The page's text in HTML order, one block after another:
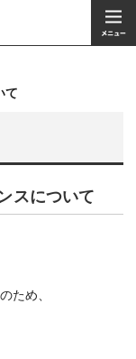
て
スについて
ため、